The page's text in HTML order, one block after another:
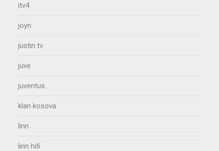
itv4
joyn
justin tv
juve
juventus
klan kosova
linn
linn hifi